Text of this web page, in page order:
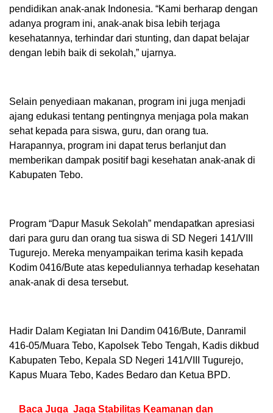
pendidikan anak-anak Indonesia. “Kami berharap dengan
adanya program ini, anak-anak bisa lebih terjaga
kesehatannya, terhindar dari stunting, dan dapat belajar
dengan lebih baik di sekolah,” ujarnya.
Selain penyediaan makanan, program ini juga menjadi
ajang edukasi tentang pentingnya menjaga pola makan
sehat kepada para siswa, guru, dan orang tua.
Harapannya, program ini dapat terus berlanjut dan
memberikan dampak positif bagi kesehatan anak-anak di
Kabupaten Tebo.
Program “Dapur Masuk Sekolah” mendapatkan apresiasi
dari para guru dan orang tua siswa di SD Negeri 141/VIII
Tugurejo. Mereka menyampaikan terima kasih kepada
Kodim 0416/Bute atas kepeduliannya terhadap kesehatan
anak-anak di desa tersebut.
Hadir Dalam Kegiatan Ini Dandim 0416/Bute, Danramil
416-05/Muara Tebo, Kapolsek Tebo Tengah, Kadis dikbud
Kabupaten Tebo, Kepala SD Negeri 141/VIII Tugurejo,
Kapus Muara Tebo, Kades Bedaro dan Ketua BPD.
Baca Juga Jaga Stabilitas Keamanan dan